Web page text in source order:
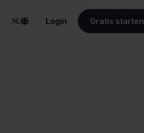
NL Login Gratis starten